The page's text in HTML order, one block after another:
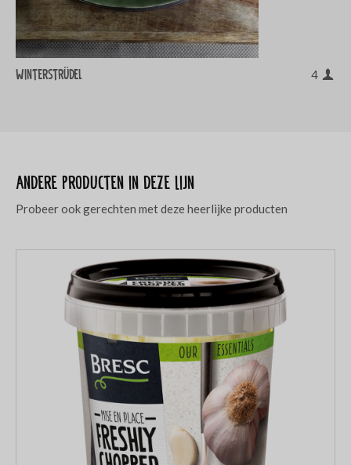
Winterstrüdel 4
Andere producten in deze lijn
Probeer ook gerechten met deze heerlijke producten